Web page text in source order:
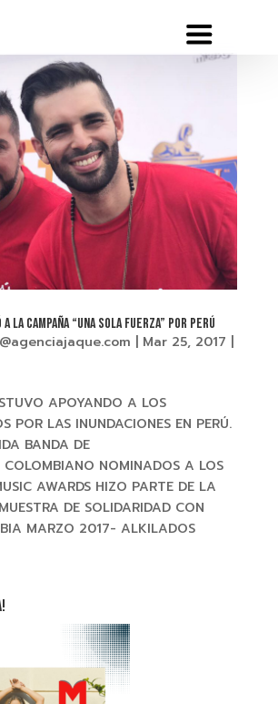
la campaña “Una Sola Fuerza” por Perú
Mar 25, 2017
APOYANDO A LOS
POR LAS INUNDACIONES EN PERÚ.
BANDA DE
NOMINADOS A LOS
AWARDS HIZO PARTE DE LA
DE SOLIDARIDAD CON
MARZO 2017- ALKILADOS